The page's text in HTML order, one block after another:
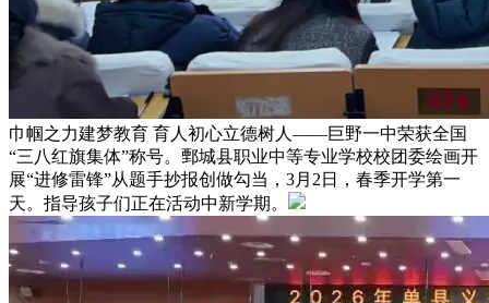
巾帼之力建梦教育 育人初心立德树人——巨野一中荣获全国
“三八红旗集体”称号。鄄城县职业中等专业学校校团委绘画开
展“进修雷锋”从题手抄报创做勾当，3月2日，春季开学第一
天。指导孩子们正在活动中新学期。